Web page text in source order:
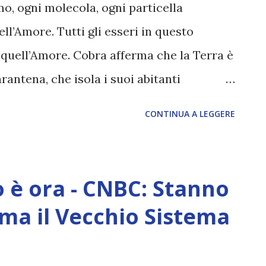
di slegarci dalle energie dello
degli obblighi per la sopravvivenza,
ogni molecola, ogni particella
Tutti gli esseri in questo
Cobra afferma che la Terra è
che isola i suoi abitanti
di questo pianeta, si entra in un
su questo pianeta vi ha insegnato che
Molti di noi hanno accettato questa
CONTINUA A LEGGERE
ora - CNBC: Stanno
il Vecchio Sistema